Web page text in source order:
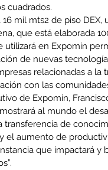
cuadrados.
mil mts2 de piso
que está elaborada
utilizará en Expomin
de nuevas
relacionadas a
con las
de Expomin,
al mundo el
transferencia de
el aumento de
que impactará